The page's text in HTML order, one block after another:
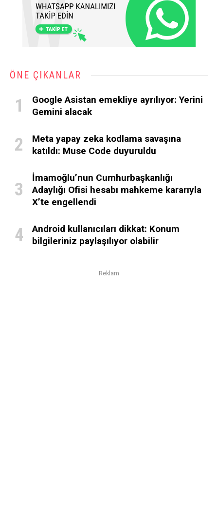
ÖNE ÇIKANLAR
Google Asistan emekliye ayrılıyor: Yerini
Gemini alacak
Meta yapay zeka kodlama savaşına
katıldı: Muse Code duyuruldu
İmamoğlu’nun Cumhurbaşkanlığı
Adaylığı Ofisi hesabı mahkeme kararıyla
X’te engellendi
Android kullanıcıları dikkat: Konum
bilgileriniz paylaşılıyor olabilir
Reklam